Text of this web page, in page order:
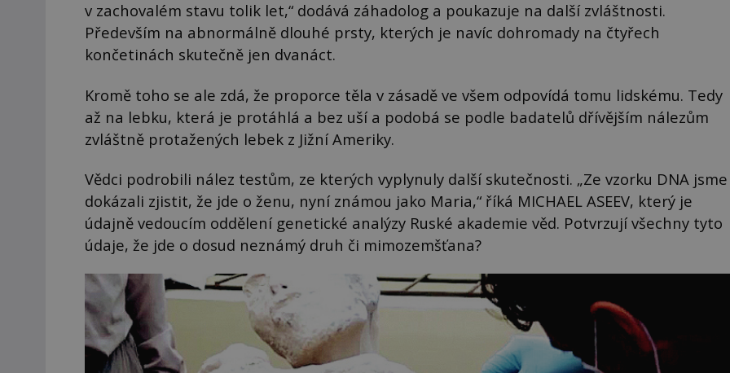
v zachovalém stavu tolik let,“ dodává záhadolog a poukazuje na další zvláštnosti.
Především na abnormálně dlouhé prsty, kterých je navíc dohromady na čtyřech
končetinách skutečně jen dvanáct.
Kromě toho se ale zdá, že proporce těla v zásadě ve všem odpovídá tomu lidskému. Tedy
až na lebku, která je protáhlá a bez uší a podobá se podle badatelů dřívějším nálezům
zvláštně protažených lebek z Jižní Ameriky.
Vědci podrobili nález testům, ze kterých vyplynuly další skutečnosti. „Ze vzorku DNA jsme
dokázali zjistit, že jde o ženu, nyní známou jako Maria,“ říká MICHAEL ASEEV, který je
údajně vedoucím oddělení genetické analýzy Ruské akademie věd. Potvrzují všechny tyto
údaje, že jde o dosud neznámý druh či mimozemšťana?